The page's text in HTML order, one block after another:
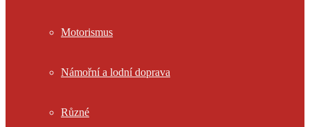
Motorismus
Námořní a lodní doprava
Různé